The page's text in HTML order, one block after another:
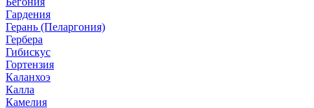
Гардения
Герань (Пеларгония)
Гербера
Гибискус
Гортензия
Каланхоэ
Калла
Камелия